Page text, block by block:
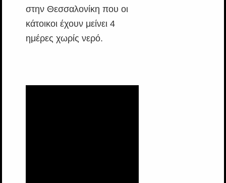
στην Θεσσαλονίκη που οι
κάτοικοι έχουν μείνει 4
ημέρες χωρίς νερό.